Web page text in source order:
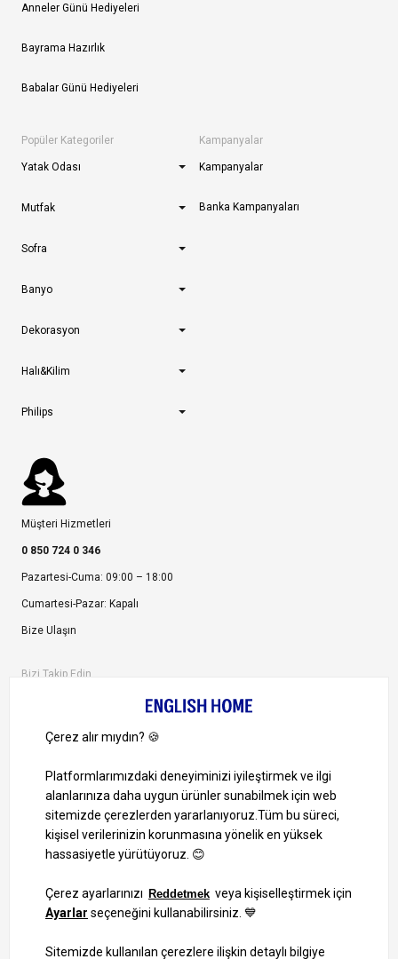
Anneler Günü Hediyeleri
Bayrama Hazırlık
Babalar Günü Hediyeleri
Popüler Kategoriler
Yatak Odası
Mutfak
Sofra
Banyo
Dekorasyon
Halı&Kilim
Philips
Kampanyalar
Kampanyalar
Banka Kampanyaları
Müşteri Hizmetleri
0 850 724 0 346
Pazartesi-Cuma: 09:00 – 18:00
Cumartesi-Pazar: Kapalı
Bize Ulaşın
Bizi Takip Edin
1000 TL ve Üzeri Alışverişlerinizde Kargo Bedava!
Bilgi Toplum Hizmetleri
KVKK Veri İşleme Politikamız